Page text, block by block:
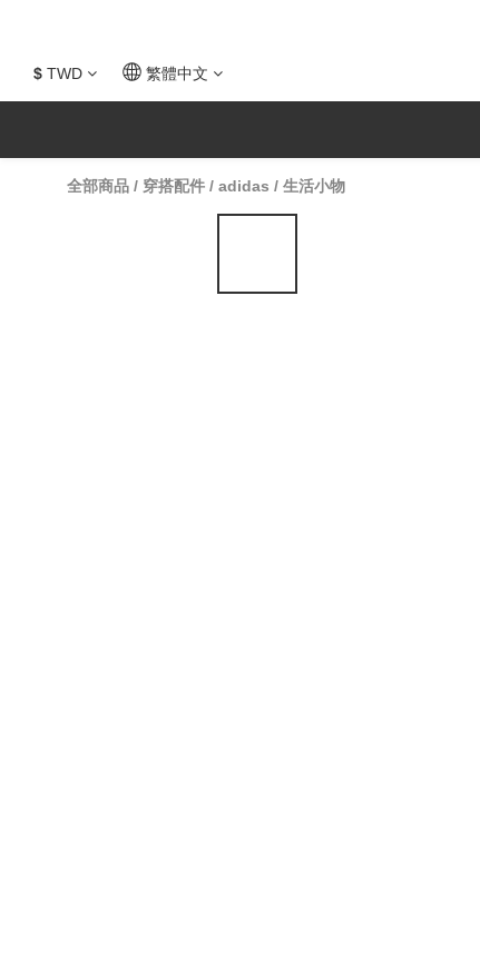
$ TWD 繁體中文
全部商品 / 穿搭配件 / adidas / 生活小物